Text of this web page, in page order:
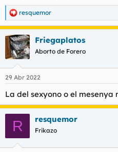
R
e
a
c
c
i
e
:
resquemor
Friegaplatos
Aborto de Forero
29 Abr 2022
La del sexyono o el mesenya
R resquemor
Frikazo